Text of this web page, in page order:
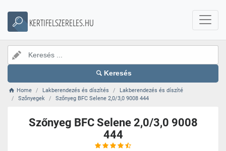
KERTIFELSZERELES.HU
Keresés
Home Lakberendezés és díszítés
Lakberendezés és díszíté
Szőnyegek
Szőnyeg BFC Selene 2,0/3,0 9008 444
Szőnyeg BFC Selene 2,0/3,0 9008
444